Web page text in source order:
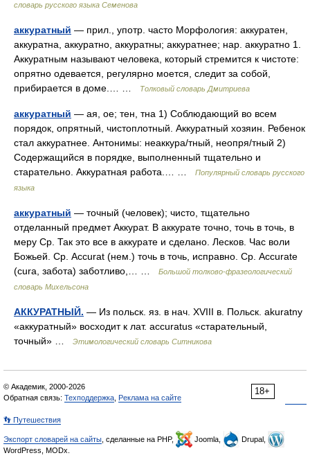
словарь русского языка Семенова
аккуратный — прил., употр. часто Морфология: аккуратен,
аккуратна, аккуратно, аккуратны; аккуратнее; нар. аккуратно 1.
Аккуратным называют человека, который стремится к чистоте:
опрятно одевается, регулярно моется, следит за собой,
прибирается в доме.… …
Толковый словарь Дмитриева
аккуратный — ая, ое; тен, тна 1) Соблюдающий во всем
порядок, опрятный, чистоплотный. Аккуратный хозяин. Ребенок
стал аккуратнее. Антонимы: неаккура/тный, неопря/тный 2)
Содержащийся в порядке, выполненный тщательно и
старательно. Аккуратная работа.… …
Популярный словарь русского
языка
аккуратный — точный (человек); чисто, тщательно
отделанный предмет Аккурат. В аккурате точно, точь в точь, в
меру Ср. Так это все в аккурате и сделано. Лесков. Час воли
Божьей. Ср. Accurat (нем.) точь в точь, исправно. Ср. Accurate
(cura, забота) заботливо,… …
Большой толково-фразеологический
словарь Михельсона
АККУРАТНЫЙ. — Из польск. яз. в нач. XVIII в. Польск. akuratny
«аккуратный» восходит к лат. accuratus «старательный,
точный» …
Этимологический словарь Ситникова
18+
© Академик, 2000-2026
Обратная связь: Техподдержка Реклама на сайте
👣 Путешествия
Экспорт словарей на сайты , сделанные на PHP, Joomla,
Drupal,
WordPress, MODx.